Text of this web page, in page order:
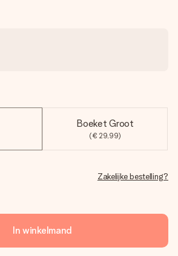
Boeket Groot
(€ 29,99)
Zakelijke bestelling?
In winkelmand